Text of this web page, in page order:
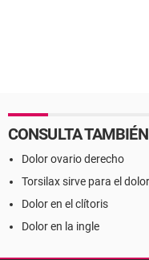
CONSULTA TAMBIÉN
Dolor ovario derecho
Torsilax sirve para el
Dolor en el clítoris
Dolor en la ingle